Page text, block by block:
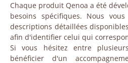
Chaque produit Qenoa a été
besoins spécifiques. Nous
descriptions détaillées
afin d'identifier celui qui
Si vous hésitez entre
bénéficier d'un